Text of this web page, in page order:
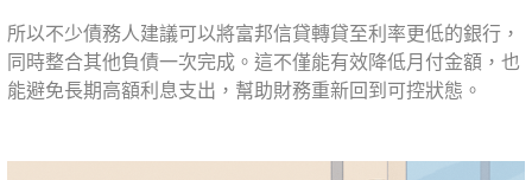
所以不少債務人建議可以將富邦信貸轉貸至利率更低的銀行，
同時整合其他負債一次完成。這不僅能有效降低月付金額，也
能避免長期高額利息支出，幫助財務重新回到可控狀態。